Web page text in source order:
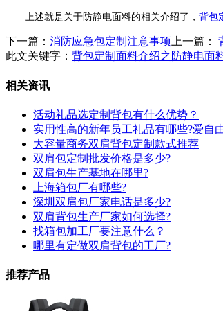
上述就是关于防静电面料的相关介绍了， 背包
下一篇： 消防应急包定制注意事项 上一篇：
此文关键字： 背包定制面料介绍之防静电面
相关资讯
活动礼品选定制背包有什么优势？
实用性高的新年员工礼品有哪些?爱自
大容量商务双肩背包定制款式推荐
双肩包定制批发价格是多少?
双肩包生产基地在哪里?
上海箱包厂有哪些?
深圳双肩包厂家电话是多少?
双肩背包生产厂家如何选择?
找箱包加工厂要注意什么？
哪里有定做双肩背包的工厂?
推荐产品